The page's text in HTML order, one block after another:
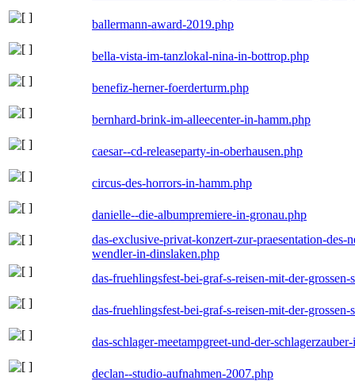
ballermann-award-2019.php
bella-vista-im-tanzlokal-nina-in-bottrop.php
benefiz-herner-foerderturm.php
bernhard-brink-im-alleecenter-in-hamm.php
caesar--cd-releaseparty-in-oberhausen.php
circus-des-horrors-in-hamm.php
danielle--die-albumpremiere-in-gronau.php
das-exclusive-privat-konzert-zur-praesentation-
wendler-in-dinslaken.php
das-fruehlingsfest-bei-graf-s-reisen-mit-der-
das-fruehlingsfest-bei-graf-s-reisen-mit-der-
das-schlager-meetampgreet-und-der-
declan--studio-aufnahmen-2007.php